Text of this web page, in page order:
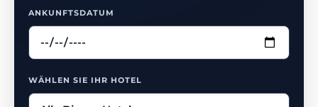
ANKUNFTSDATUM
WÄHLEN SIE IHR HOTEL